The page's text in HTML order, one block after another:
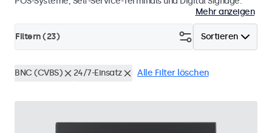
Mehr anzeigen
Sortieren
Filtern (23)
BNC (CVBS) 24/7-Einsatz Alle Filter löschen